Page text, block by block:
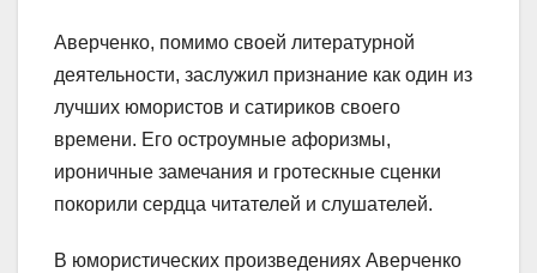
Аверченко, помимо своей литературной
деятельности, заслужил признание как один из
лучших юмористов и сатириков своего
времени. Его остроумные афоризмы,
ироничные замечания и гротескные сценки
покорили сердца читателей и слушателей.
В юмористических произведениях Аверченко